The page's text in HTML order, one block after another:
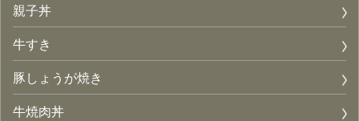
親子丼
牛すき
豚しょうが焼き
牛焼肉丼